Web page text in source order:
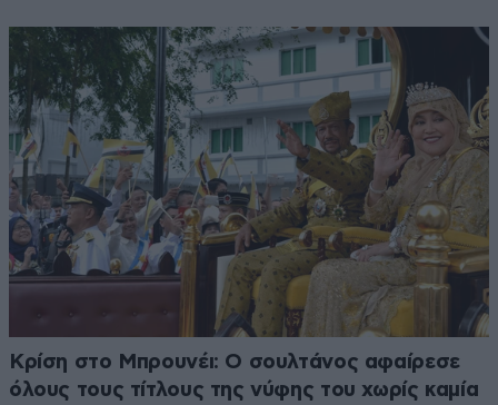
Κρίση στο Μπρουνέι: Ο σουλτάνος αφαίρεσε
όλους τους τίτλους της νύφης του χωρίς καμία